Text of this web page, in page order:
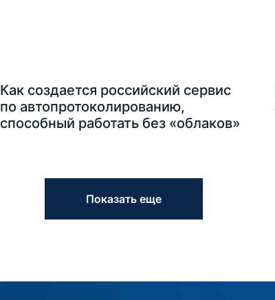
Как создается российский сервис
по автопротоколированию,
способный работать без «облаков»
Показать еще